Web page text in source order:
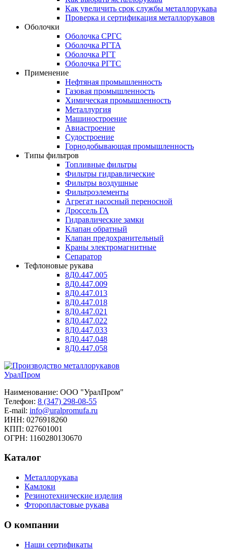
Как увеличить срок службы металлорукава
Проверка и сертификация металлорукавов
Оболочки
Оболочка СРГС
Оболочка РГТА
Оболочка РГТ
Оболочка РГТС
Применение
Нефтяная промышленность
Газовая промышленность
Химическая промышленность
Металлургия
Машиностроение
Авиастроение
Судостроение
Горнодобывающая промышленность
Типы фильтров
Топливные фильтры
Фильтры гидравлические
Фильтры воздушные
Фильтроэлементы
Агрегат насосный переносной
Дроссель ГА
Гидравлические замки
Клапан обратный
Клапан предохранительный
Краны электромагнитные
Сепаратор
Тефлоновые рукава
8Д0.447.005
8Д0.447.009
8Д0.447.013
8Д0.447.018
8Д0.447.021
8Д0.447.022
8Д0.447.033
8Д0.447.048
8Д0.447.058
УралПром
Наименование: ООО "УралПром"
Телефон: 8 (347) 298‑08‑55
E-mail: info@uralpromufa.ru
ИНН: 0276918260
КПП: 027601001
ОГРН: 1160280130670
Каталог
Металлорукава
Камлоки
Резинотехнические изделия
Фторопластовые рукава
О компании
Наши сертификаты